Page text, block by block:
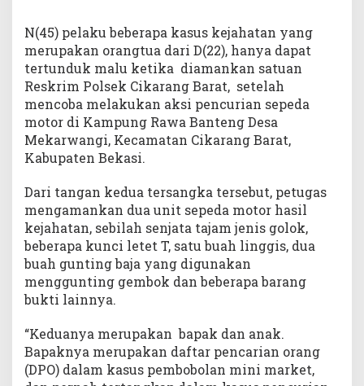
N(45) pelaku beberapa kasus kejahatan yang
merupakan orangtua dari D(22), hanya dapat
tertunduk malu ketika diamankan satuan
Reskrim Polsek Cikarang Barat, setelah
mencoba melakukan aksi pencurian sepeda
motor di Kampung Rawa Banteng Desa
Mekarwangi, Kecamatan Cikarang Barat,
Kabupaten Bekasi.
Dari tangan kedua tersangka tersebut, petugas
mengamankan dua unit sepeda motor hasil
kejahatan, sebilah senjata tajam jenis golok,
beberapa kunci letet T, satu buah linggis, dua
buah gunting baja yang digunakan
menggunting gembok dan beberapa barang
bukti lainnya.
“Keduanya merupakan bapak dan anak.
Bapaknya merupakan daftar pencarian orang
(DPO) dalam kasus pembobolan mini market,